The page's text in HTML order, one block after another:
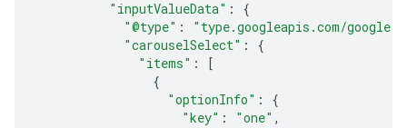
"inputValueData" :
{
"@type" :
"type.googleapis.com/
"carouselSelect" :
{
"items" :
[
{
"optionInfo" :
{
"key" : "one" ,